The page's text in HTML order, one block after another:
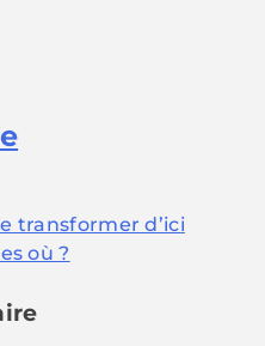
transformer d’ici
où ?